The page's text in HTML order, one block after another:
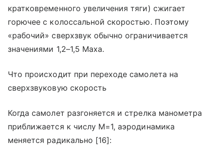
кратковременного увеличения тяги) сжигает
горючее с колоссальной скоростью. Поэтому
«рабочий» сверхзвук обычно ограничивается
значениями 1,2–1,5 Маха.
Что происходит при переходе самолета на
сверхзвуковую скорость
Когда самолет разгоняется и стрелка манометра
приближается к числу М=1, аэродинамика
меняется радикально [16]: